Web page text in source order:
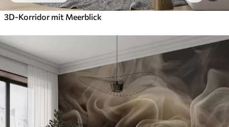
3D-Korridor mit Meerblick